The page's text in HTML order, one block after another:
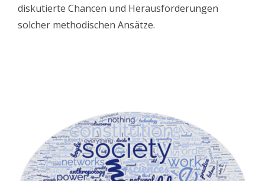
diskutierte Chancen und Herausforderungen
solcher methodischen Ansätze.